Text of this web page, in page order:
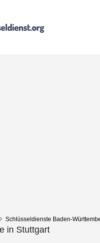
Schlüsseldienste Baden-
in Stuttgart